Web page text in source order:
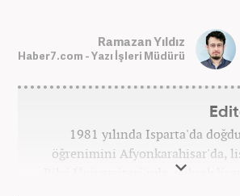
Ramazan Yıldız
Haber7.com - Yazı İşleri Müdürü
1981 yılında Isparta'da
öğrenimini Afyonkarahisar'da,
Bilgi Üniversitesi'nde, yüksek